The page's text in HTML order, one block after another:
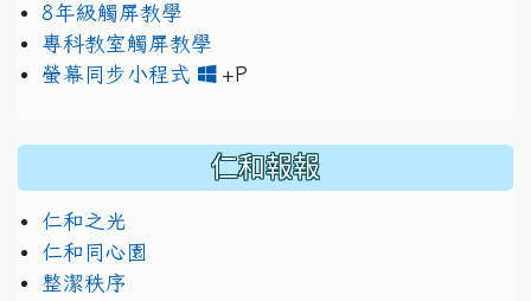
8年級觸屏教學
專科教室觸屏教學
螢幕同步小程式
+P
仁和報報
仁和之光
仁和同心園
整潔秩序